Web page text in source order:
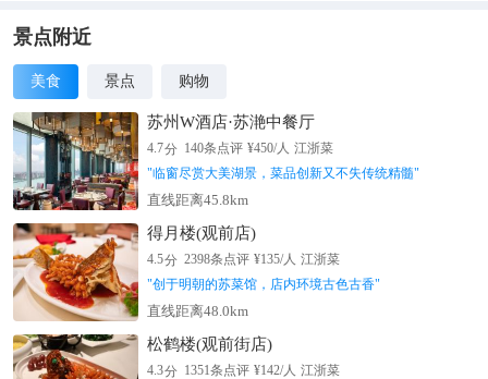
景点附近
美食 景点 购物
苏州W酒店·苏滟中餐厅
4.7分 140条点评 ¥450/人 江浙菜
"临窗尽赏大美湖景，菜品创新又不失传统精髓"
直线距离45.8km
得月楼(观前店)
4.5分 2398条点评 ¥135/人 江浙菜
"创于明朝的苏菜馆，店内环境古色古香"
直线距离48.0km
松鹤楼(观前街店)
4.3分 1351条点评 ¥142/人 江浙菜